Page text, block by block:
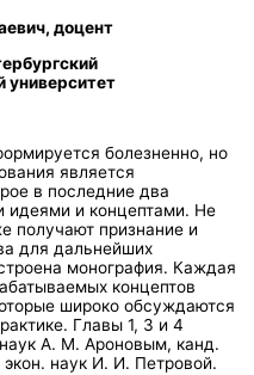
доцент
университет
болезненно, но
является
в последние два
идеями и концептами. Не
получают признание и
для дальнейших
монография. Каждая
концептов
широко обсуждаются
Главы 1, 3 и 4
А. М. Ароновым, канд.
наук И. И. Петровой.